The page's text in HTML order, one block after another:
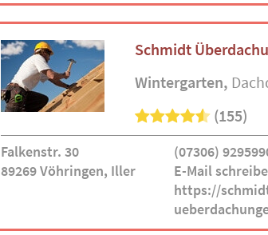
Schmidt
Wintergarten
(155)
Falkenstr. 30
89269 Vöhringen, Iller
(07306)
E-Mail
https://